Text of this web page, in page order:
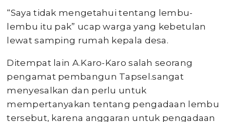
“Saya tidak mengetahui tentang lembu-
lembu itu pak” ucap warga yang kebetulan
lewat samping rumah kepala desa.
Ditempat lain A.Karo-Karo salah seorang
pengamat pembangun Tapsel.sangat
menyesalkan dan perlu untuk
mempertanyakan tentang pengadaan lembu
tersebut, karena anggaran untuk pengadaan